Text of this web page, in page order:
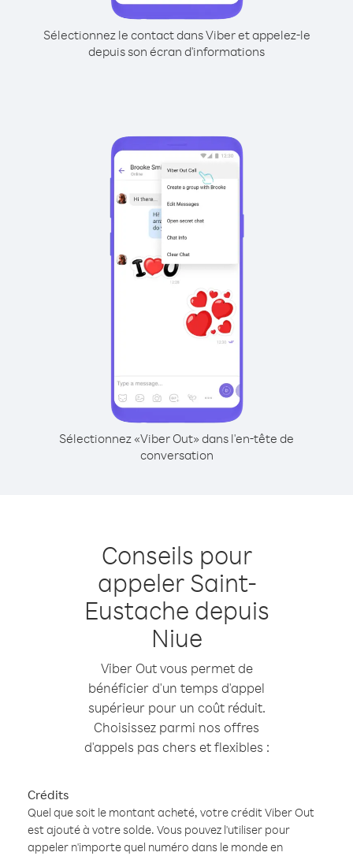
Sélectionnez le contact dans Viber et appelez-le
depuis son écran d'informations
Sélectionnez «Viber Out» dans l'en-tête de
conversation
Conseils pour
appeler Saint-
Eustache depuis
Niue
Viber Out vous permet de
bénéficier d'un temps d'appel
supérieur pour un coût réduit.
Choisissez parmi nos offres
d'appels pas chers et flexibles :
Crédits
Quel que soit le montant acheté, votre crédit Viber Out
est ajouté à votre solde. Vous pouvez l'utiliser pour
appeler n'importe quel numéro dans le monde en